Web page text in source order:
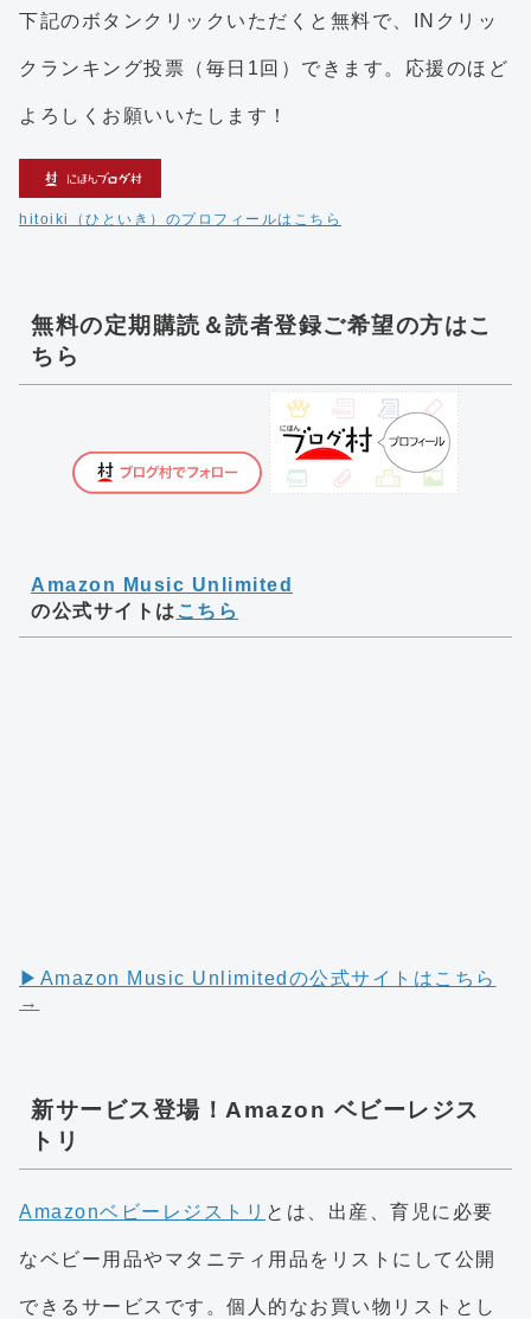
下記のボタンクリックいただくと無料で、INクリッ
クランキング投票（毎日1回）できます。応援のほど
よろしくお願いいたします！
hitoiki（ひといき）のプロフィールはこちら
無料の定期購読＆読者登録ご希望の方はこ
ちら
Amazon Music Unlimited
の公式サイトは こちら
▶︎Amazon Music Unlimitedの公式サイトはこちら
→
新サービス登場！Amazon ベビーレジス
トリ
Amazonベビーレジストリ とは、出産、育児に必要
なベビー用品やマタニティ用品をリストにして公開
できるサービスです。個人的なお買い物リストとし